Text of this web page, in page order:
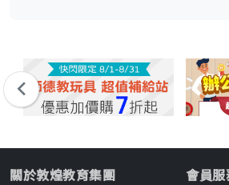
關於敦煌教育集團 會員